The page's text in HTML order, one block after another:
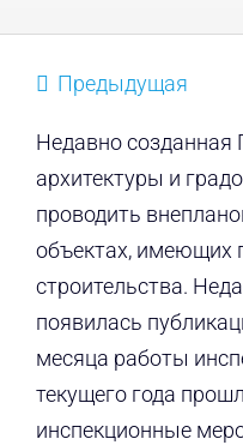
Предыдущая
Недавно созданная
архитектуры и
проводить
объектах, имеющих
строительства.
появилась
месяца работы
текущего года
инспекционные